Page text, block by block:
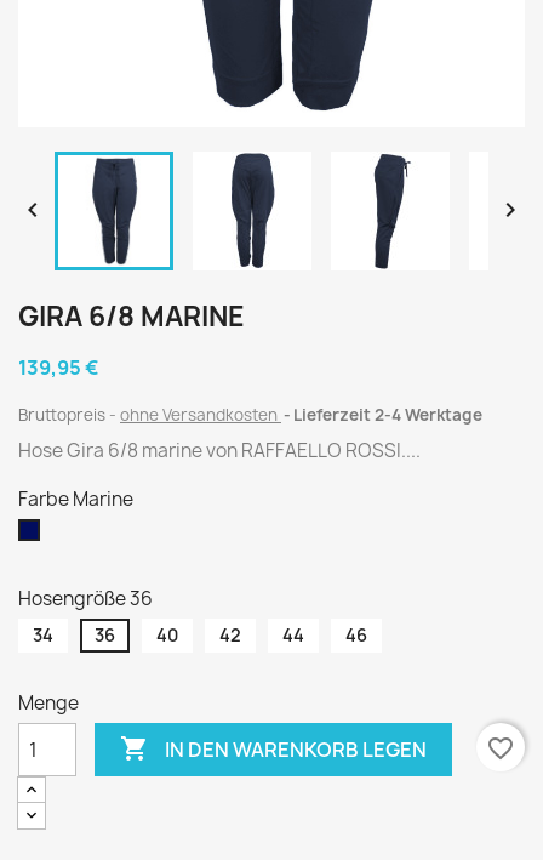
 
GIRA 6/8 MARINE
139,95 €
Bruttopreis ohne Versandkosten Lieferzeit 2-4 Werktage
Hose Gira 6/8 marine von RAFFAELLO ROSSI....
Farbe Marine
Hosengröße 36
34 36 40 42 44 46
Menge
 IN DEN WARENKORB LEGEN favorite_border